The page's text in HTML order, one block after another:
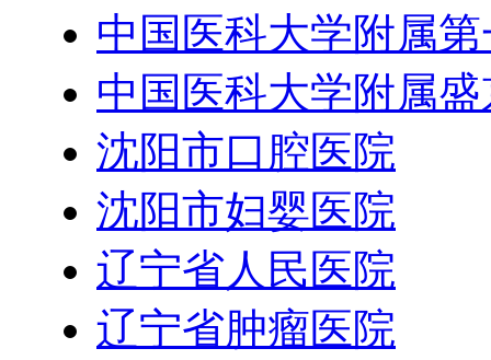
中国医科大学附属
中国医科大学附属
沈阳市口腔医院
沈阳市妇婴医院
辽宁省人民医院
辽宁省肿瘤医院